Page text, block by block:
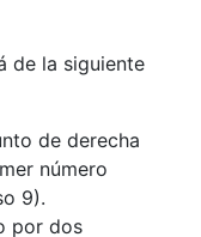
de la siguiente
de derecha
número
9).
por dos